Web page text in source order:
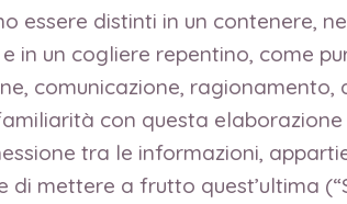
essere distinti in un contenere,
in un cogliere repentino, come
comunicazione,
con questa
tra le informazioni,
mettere a frutto quest’ultima